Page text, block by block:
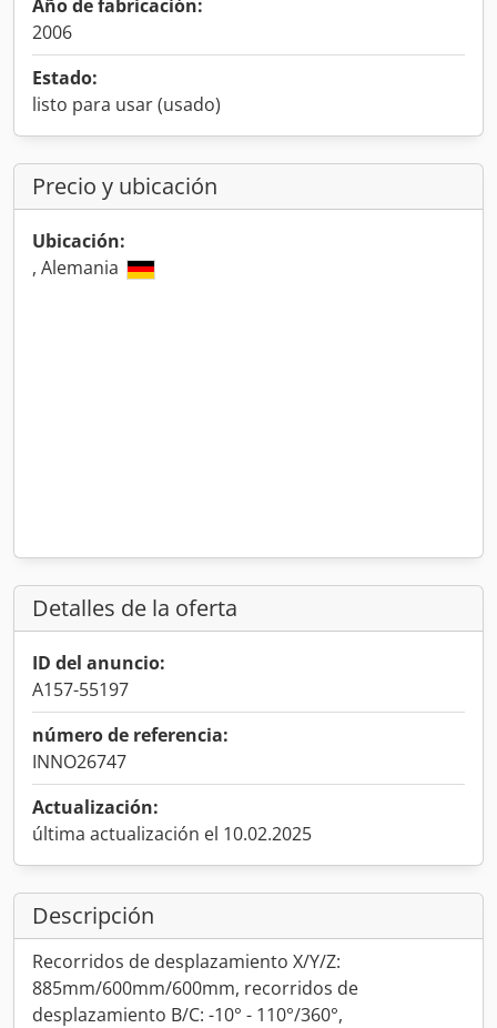
Año de fabricación:
2006
Estado:
listo para usar (usado)
Precio y ubicación
Ubicación:
, Alemania
Detalles de la oferta
ID del anuncio:
A157-55197
número de referencia:
INNO26747
Actualización:
última actualización el 10.02.2025
Descripción
Recorridos de desplazamiento X/Y/Z:
885mm/600mm/600mm, recorridos de
desplazamiento B/C: -10° - 110°/360°,